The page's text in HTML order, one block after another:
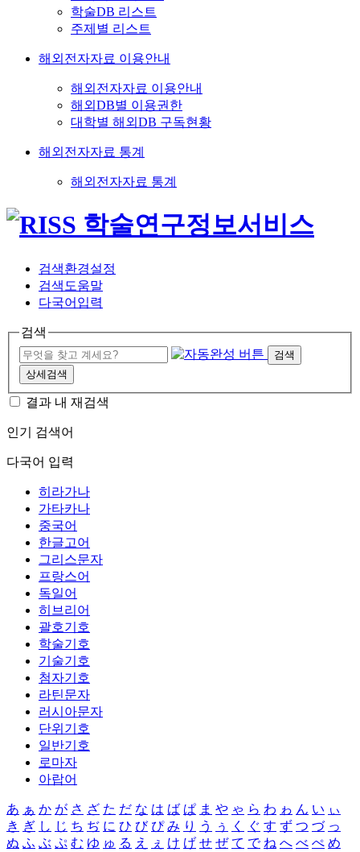
학술DB 리스트
주제별 리스트
해외전자자료 이용안내
해외전자자료 이용안내
해외DB별 이용권한
대학별 해외DB 구독현황
해외전자자료 통계
해외전자자료 통계
검색환경설정
검색도움말
다국어입력
검색
검색
상세검색
결과 내 재검색
인기 검색어
다국어 입력
히라가나
가타카나
중국어
한글고어
그리스문자
프랑스어
독일어
히브리어
괄호기호
학술기호
기술기호
첨자기호
라틴문자
러시아문자
단위기호
일반기호
로마자
아랍어
あ ぁ か が さ ざ た だ な は ば ぱ ま や ゃ ら わ ゎ ん い ぃ
き ぎ し じ ち ぢ に ひ び ぴ み り う ぅ く ぐ す ず つ づ っ
ぬ ふ ぶ ぷ む ゆ ゅ る え ぇ け げ せ ぜ て で ね へ べ ぺ め